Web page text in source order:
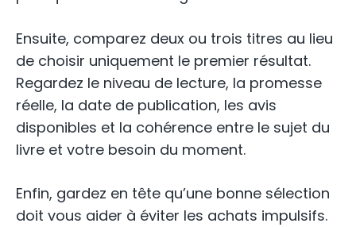
Ensuite, comparez deux ou trois titres au lieu
de choisir uniquement le premier résultat.
Regardez le niveau de lecture, la promesse
réelle, la date de publication, les avis
disponibles et la cohérence entre le sujet du
livre et votre besoin du moment.
Enfin, gardez en tête qu’une bonne sélection
doit vous aider à éviter les achats impulsifs.